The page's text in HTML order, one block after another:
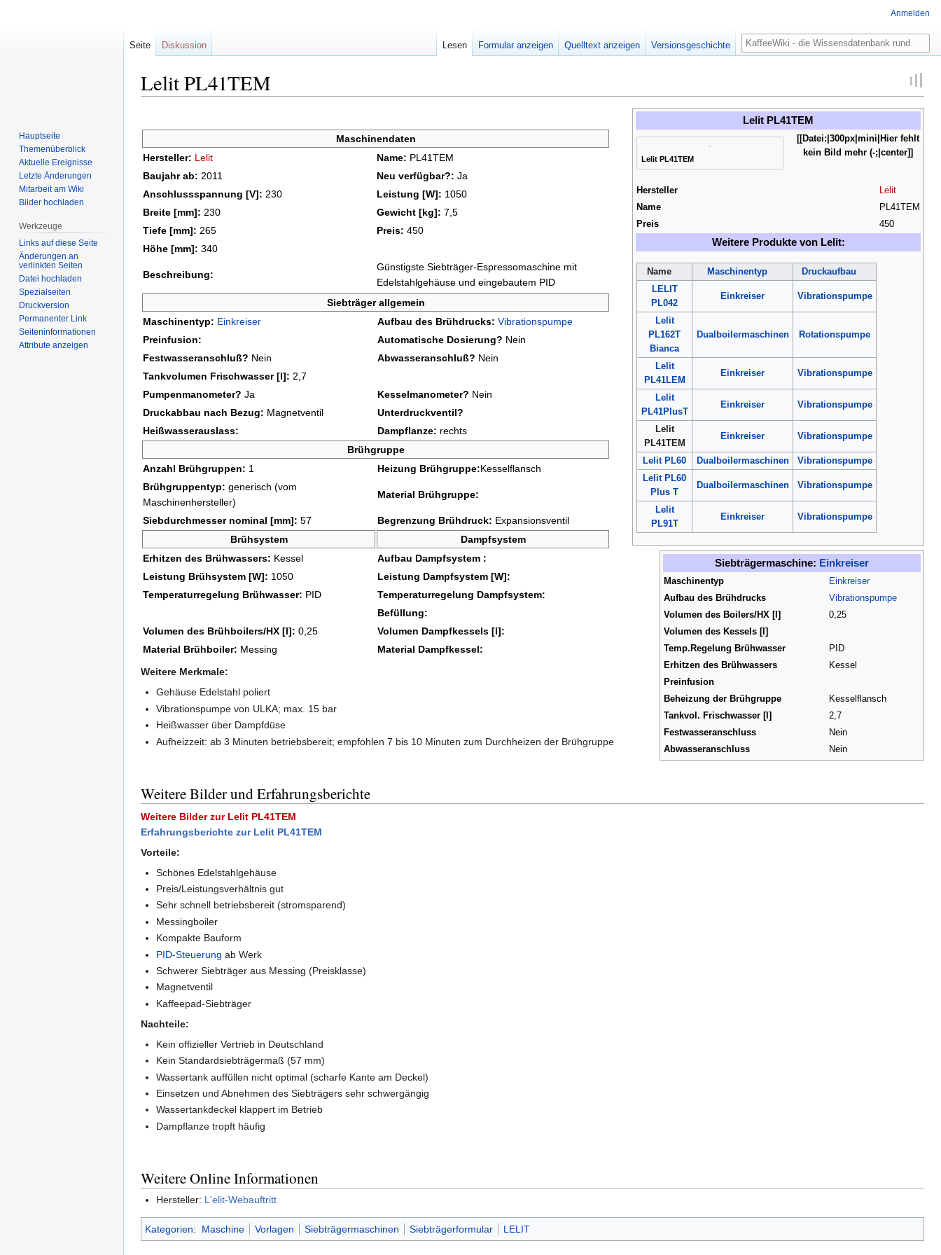
Lelit PL41TEM
Navigation
springen
Suche
springen
Lelit PL41TEM
[[Datei:
Lelit PL41TEM
|300px|mini|Hier fehlt
kein Bild mehr (-;|center]]
Hersteller
Lelit
Name
PL41TEM
Preis
450
Weitere Produkte von Lelit:
Name Maschinentyp
Druckaufbau
LELIT
PL042
Einkreiser Vibrationspumpe
Lelit
PL162T
Bianca
Dualboilermaschinen Rotationspumpe
Lelit
PL41LEM
Einkreiser Vibrationspumpe
Lelit
PL41PlusT
Einkreiser Vibrationspumpe
Lelit
PL41TEM
Einkreiser Vibrationspumpe
Lelit PL60 Dualboilermaschinen
Vibrationspumpe
Lelit PL60
Plus T
Dualboilermaschinen Vibrationspumpe
Lelit
PL91T
Einkreiser Vibrationspumpe
Maschinendaten
Hersteller: Lelit Name: PL41TEM
Baujahr ab: 2011 Neu verfügbar?: Ja
Anschlussspannung [V]: 230 Leistung [W]: 1050
Breite [mm]: 230 Gewicht [kg]: 7,5
Tiefe [mm]: 265 Preis: 450
Höhe [mm]: 340
Beschreibung:
Günstigste Siebträger-Espressomaschine mit
Edelstahlgehäuse und eingebautem PID
Siebträgermaschine: Einkreiser
Maschinentyp
Einkreiser
Aufbau des Brühdrucks
Vibrationspumpe
Volumen des Boilers/HX [l]
0,25
Volumen des Kessels [l]
Temp.Regelung Brühwasser
PID
Erhitzen des Brühwassers
Kessel
Preinfusion
Beheizung der Brühgruppe
Kesselflansch
Tankvol. Frischwasser [l]
2,7
Festwasseranschluss
Nein
Abwasseranschluss
Nein
Siebträger allgemein
Maschinentyp: Einkreiser Aufbau des Brühdrucks: Vibrationspumpe
Preinfusion:
Automatische Dosierung? Nein
Festwasseranschluß? Nein Abwasseranschluß? Nein
Tankvolumen Frischwasser [l]: 2,7
Pumpenmanometer? Ja Kesselmanometer? Nein
Druckabbau nach Bezug: Magnetventil
Unterdruckventil?
Heißwasserauslass:
Dampflanze: rechts
Brühgruppe
Anzahl Brühgruppen: 1 Heizung Brühgruppe:Kesselflansch
Brühgruppentyp: generisch (vom
Maschinenhersteller)
Material Brühgruppe:
Siebdurchmesser nominal [mm]: 57 Begrenzung Brühdruck: Expansionsventil
Brühsystem
Dampfsystem
Erhitzen des Brühwassers: Kessel
Aufbau Dampfsystem :
Leistung Brühsystem [W]: 1050
Leistung Dampfsystem [W]:
Temperaturregelung Brühwasser: PID
Temperaturregelung Dampfsystem:
Befüllung:
Volumen des Brühboilers/HX [l]: 0,25
Volumen Dampfkessels [l]:
Material Brühboiler: Messing
Material Dampfkessel:
Weitere Merkmale:
Gehäuse Edelstahl poliert
Vibrationspumpe von ULKA; max. 15 bar
Heißwasser über Dampfdüse
Aufheizzeit: ab 3 Minuten betriebsbereit; empfohlen 7 bis 10 Minuten zum Durchheizen der Brühgruppe
Weitere Bilder und Erfahrungsberichte
Weitere Bilder zur Lelit PL41TEM
Erfahrungsberichte zur Lelit PL41TEM
Vorteile:
Schönes Edelstahlgehäuse
Preis/Leistungsverhältnis gut
Sehr schnell betriebsbereit (stromsparend)
Messingboiler
Kompakte Bauform
PID-Steuerung ab Werk
Schwerer Siebträger aus Messing (Preisklasse)
Magnetventil
Kaffeepad-Siebträger
Nachteile:
Kein offizieller Vertrieb in Deutschland
Kein Standardsiebträgermaß (57 mm)
Wassertank auffüllen nicht optimal (scharfe Kante am Deckel)
Einsetzen und Abnehmen des Siebträgers sehr schwergängig
Wassertankdeckel klappert im Betrieb
Dampflanze tropft häufig
Weitere Online Informationen
Hersteller: L'elit-Webauftritt
Kategorien: Maschine Vorlagen Siebträgermaschinen Siebträgerformular LELIT
Anmelden
Seite Diskussion Lesen Formular anzeigen Quelltext anzeigen Versionsgeschichte
Suche
Hauptseite
Themenüberblick
Aktuelle Ereignisse
Letzte Änderungen
Mitarbeit am Wiki
Bilder hochladen
Werkzeuge
Links auf diese Seite
Änderungen an
verlinkten Seiten
Datei hochladen
Spezialseiten
Druckversion
Permanenter Link
Seiten­informationen
Attribute anzeigen